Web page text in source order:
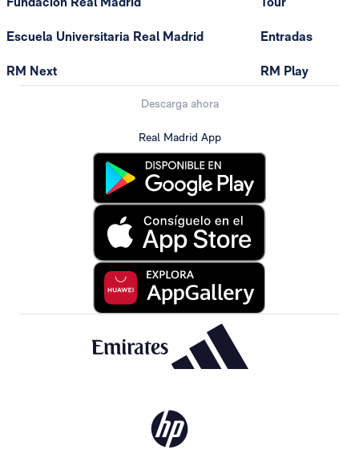
Escuela Universitaria Real Madrid
RM Next
Entradas
RM Play
Descarga ahora
Real Madrid App